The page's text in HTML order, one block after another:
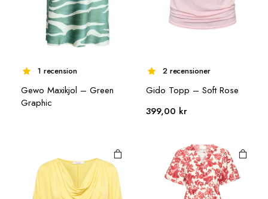
1 recension
Gewo Maxikjol – Green
Graphic
2 recensioner
Gido Topp – Soft Rose
399,00 kr
Den här
De olika
alternativen
kan väljas på
Den här
De olika
alternativen
kan väljas på